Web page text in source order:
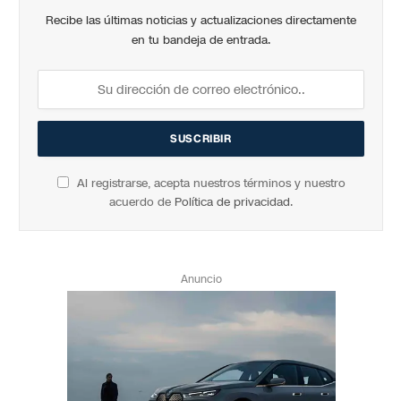
Recibe las últimas noticias y actualizaciones directamente
en tu bandeja de entrada.
Al registrarse, acepta nuestros términos y nuestro
acuerdo de Política de privacidad.
Anuncio